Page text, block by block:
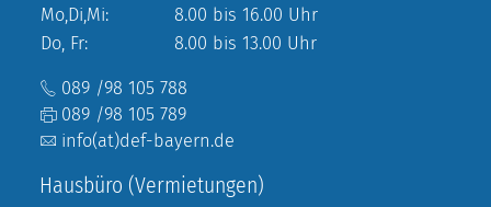
Mo,Di,Mi:
8.00 bis 16.00 Uhr
Do, Fr:
8.00 bis 13.00 Uhr
089 /98 105 788
089 /98 105 789
info(at)def-bayern.de
Hausbüro (Vermietungen)